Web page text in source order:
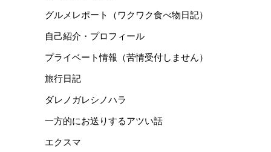
グルメレポート（ワクワク食べ物日記）
自己紹介・プロフィール
プライベート情報（苦情受付しません）
旅行日記
ダレノガレシノハラ
一方的にお送りするアツい話
エクスマ